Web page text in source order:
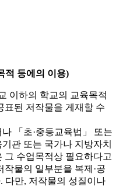
적 등에의 이용)
이하의 학교의 교육목적
표된 저작물을 게재할 수
「초·중등교육법」 또는
관 또는 국가나 지방자치
그 수업목적상 필요하다고
물의 일부분을 복제·공
다만, 저작물의 성질이나